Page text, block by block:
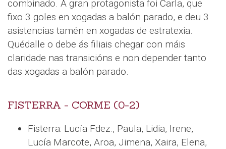
combinado. A gran protagonista foi Carla, que
fixo 3 goles en xogadas a balón parado, e deu 3
asistencias tamén en xogadas de estratexia.
Quédalle o debe ás filiais chegar con máis
claridade nas transicións e non depender tanto
das xogadas a balón parado.
FISTERRA - CORME (0-2)
Fisterra: Lucía Fdez., Paula, Lidia, Irene,
Lucía Marcote, Aroa, Jimena, Xaira, Elena,